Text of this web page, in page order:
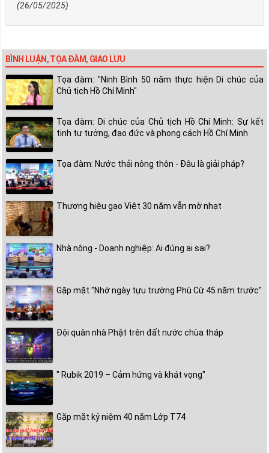
(26/05/2025)
BÌNH LUẬN, TỌA ĐÀM, GIAO LƯU
Tọa đàm: "Ninh Bình 50 năm thực hiện Di chúc của
Chủ tịch Hồ Chí Minh"
Tọa đàm: Di chúc của Chủ tịch Hồ Chí Minh: Sự kết
tinh tư tưởng, đạo đức và phong cách Hồ Chí Minh
Tọa đàm: Nước thải nông thôn - Đâu là giải pháp?
Thương hiệu gạo Việt 30 năm vẫn mờ nhạt
Nhà nông - Doanh nghiệp: Ai đúng ai sai?
Gặp mặt "Nhớ ngày tựu trường Phù Cừ 45 năm trước"
Đội quân nhà Phật trên đất nước chùa tháp
" Rubik 2019 – Cảm hứng và khát vọng"
Gặp mặt kỷ niệm 40 năm Lớp T74